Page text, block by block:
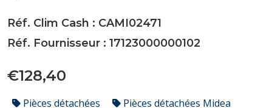
Réf. Clim Cash : CAMI02471
Réf. Fournisseur : 17123000000102
€128,40
Pièces détachées Pièces détachées Midea